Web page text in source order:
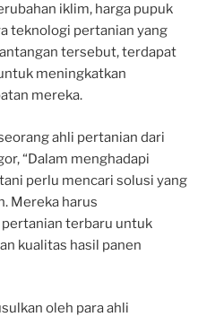
iklim, harga pupuk
teknologi pertanian yang
tersebut, terdapat
meningkatkan
mereka.
ahli pertanian dari
“Dalam menghadapi
perlu mencari solusi yang
Mereka harus
terbaru untuk
kualitas hasil panen
oleh para ahli